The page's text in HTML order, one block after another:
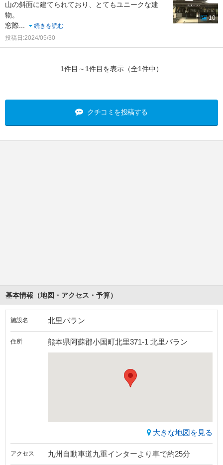
山の斜面に建てられており、とてもユニークな建
物。
窓際...
続きを読む
投稿日:2024/05/30
10
1件目～1件目を表示（全1件中）
クチコミを投稿する
基本情報（地図・アクセス・予算）
施設名 北里バラン
住所 熊本県阿蘇郡小国町北里371-1 北里バラン
大きな地図を見る
アクセス 九州自動車道九重インターより車で約25分